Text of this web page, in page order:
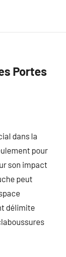
Portes
dans la
pour
son impact
peut
délimite